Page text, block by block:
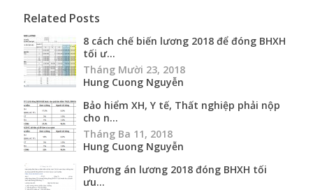
Related Posts
8 cách chế biến lương 2018 để đóng BHXH
tối ư...
Tháng Mười 23, 2018
Hung Cuong Nguyễn
Bảo hiểm XH, Y tế, Thất nghiệp phải nộp
cho n...
Tháng Ba 11, 2018
Hung Cuong Nguyễn
Phương án lương 2018 đóng BHXH tối
ưu...